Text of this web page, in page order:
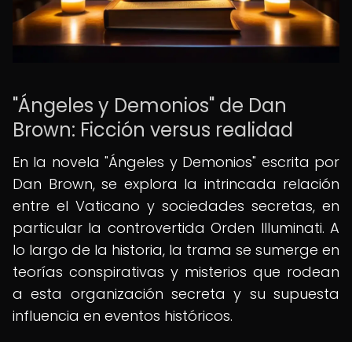
"Ángeles y Demonios" de Dan
Brown: Ficción versus realidad
En la novela "Ángeles y Demonios" escrita por
Dan Brown, se explora la intrincada relación
entre el Vaticano y sociedades secretas, en
particular la controvertida Orden Illuminati. A
lo largo de la historia, la trama se sumerge en
teorías conspirativas y misterios que rodean
a esta organización secreta y su supuesta
influencia en eventos históricos.